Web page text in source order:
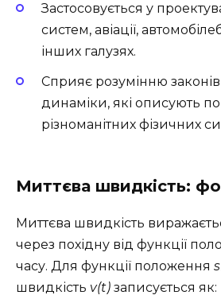
Застосовується у
систем, авіації,
інших галузях.
Сприяє розумінню законів
динаміки, які описують
різноманітних фізичних
Миттєва швидкість:
Миттєва швидкість
через похідну від функції
часу. Для функції положення
швидкість v(t) записується як: